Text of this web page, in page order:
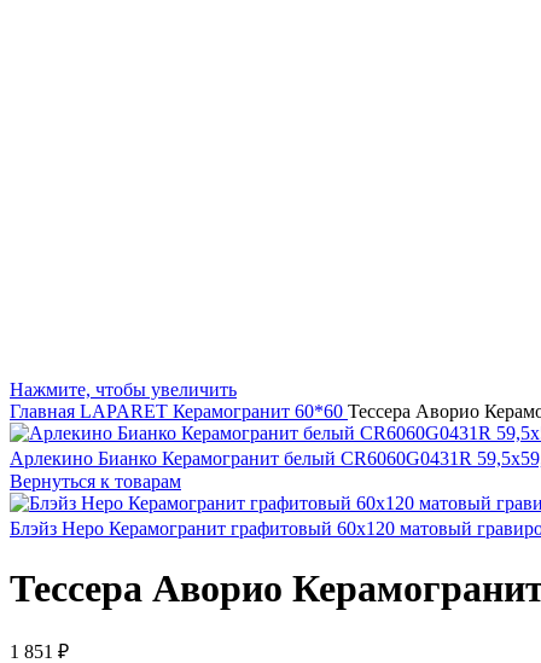
Нажмите, чтобы увеличить
Главная LAPARET Керамогранит 60*60 Тессера Аворио
Арлекино Бианко Керамогранит белый СR6060G0431R
Вернуться к товарам
Блэйз Неро Керамогранит графитовый 60х120 матовый
Тессера Аворио
1 851 ₽